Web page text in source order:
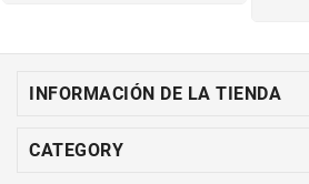
INFORMACIÓN DE LA TIENDA
CATEGORY